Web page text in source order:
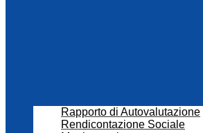
Rapporto di Autovalutazione
Rendicontazione Sociale